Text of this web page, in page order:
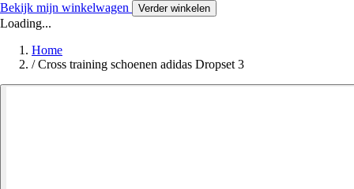
Bekijk mijn winkelwagen Verder winkelen
Loading...
Home
/ Cross training schoenen adidas Dropset 3